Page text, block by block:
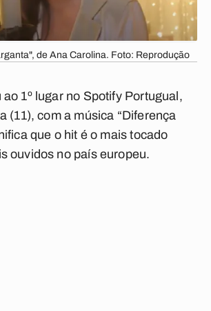
de Ana Carolina. Foto: Reprodução
1º lugar no Spotify Portugual,
(11), com a música “Diferença
que o hit é o mais tocado
ouvidos no país europeu.